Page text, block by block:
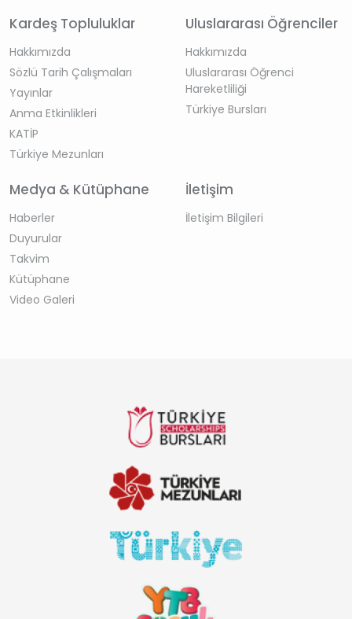
Kardeş Topluluklar
Hakkımızda
Sözlü Tarih Çalışmaları
Yayınlar
Anma Etkinlikleri
KATİP
Türkiye Mezunları
Uluslararası Öğrenciler
Hakkımızda
Uluslararası Öğrenci
Hareketliliği
Türkiye Bursları
Medya & Kütüphane
Haberler
Duyurular
Takvim
Kütüphane
Video Galeri
İletişim
İletişim Bilgileri